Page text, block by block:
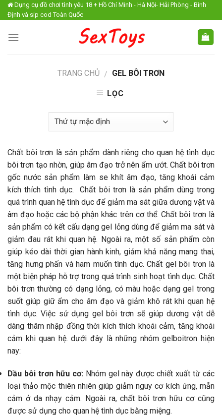
Skip
to
Dụng cụ đồ chơi tình yêu 18 + Hồ Chí Minh - Hà Nội- Hải Phòng - Bình
Định và sip cod Toàn Quốc
TRANG CHỦ / GEL BÔI TRƠN
LỌC
Chất bôi trơn là sản phẩm dành riêng cho quan hệ tình dục
bôi trơn tạo nhờn, giúp âm đạo trở nên ẩm ướt. Chất bôi trơn
gốc nước sản phẩm làm se khít âm đạo, tăng khoái cảm
kích thích tình dục. Chất bôi trơn là sản phẩm dùng trong
quá trình quan hệ tình dục để giảm ma sát giữa dương vật và
âm đạo hoặc các bộ phận khác trên cơ thể. Chất bôi trơn là
sản phẩm có kết cấu dạng gel lỏng dùng để giảm ma sát và
giảm đau rát khi quan hệ. Ngoài ra, một số sản phẩm còn
giúp kéo dài thời gian hành kinh, giảm khả năng mang thai,
tăng hưng phấn và ham muốn tình dục. Chất gel bôi trơn là
một biện pháp hỗ trợ trong quá trình sinh hoạt tình dục. Chất
bôi trơn thường có dạng lỏng, có màu hoặc dạng gel trong
suốt giúp giữ ẩm cho âm đạo và giảm khô rát khi quan hệ
tình dục. Việc sử dụng gel bôi trơn sẽ giúp dương vật dễ
dàng thâm nhập đồng thời kích thích khoái cảm, tăng khoái
cảm khi quan hệ. dưới đây là những nhóm gelboitron hiện
nay:
Dầu bôi trơn hữu cơ:Nhóm gel này được chiết xuất từ ​​các
loại thảo mộc thiên nhiên giúp giảm nguy cơ kích ứng, mẫn
cảm ở da nhạy cảm. Ngoài ra, chất bôi trơn hữu cơ cũng
được sử dụng cho quan hệ tình dục bằng miệng.